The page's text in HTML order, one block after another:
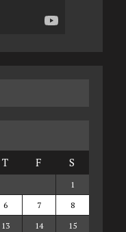
T F S
1
6 7
8
13 14
15